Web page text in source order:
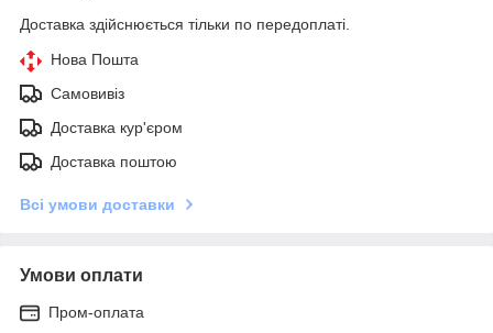
Доставка здійснюється тільки по передоплаті.
Нова Пошта
Самовивіз
Доставка кур'єром
Доставка поштою
Всі умови доставки
Умови оплати
Пром-оплата